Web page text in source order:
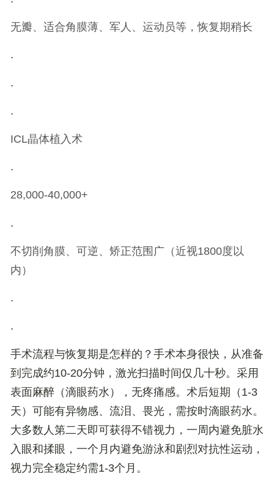
无瓣、适合角膜薄、军人、运动员等，恢复期稍长
.
.
.
ICL晶体植入术
.
28,000-40,000+
.
不切削角膜、可逆、矫正范围广（近视1800度以
内）
.
.
手术流程与恢复期是怎样的？ 手术本身很快，从准备
到完成约10-20分钟，激光扫描时间仅几十秒。采用
表面麻醉（滴眼药水），无疼痛感。术后短期（1-3
天）可能有异物感、流泪、畏光，需按时滴眼药水。
大多数人第二天即可获得不错视力，一周内避免脏水
入眼和揉眼，一个月内避免游泳和剧烈对抗性运动，
视力完全稳定约需1-3个月。